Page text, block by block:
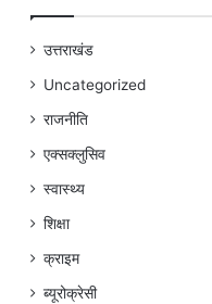
उत्तराखंड
Uncategorized
राजनीति
एक्सक्लुसिव
स्वास्थ्य
शिक्षा
क्राइम
ब्यूरोक्रेसी